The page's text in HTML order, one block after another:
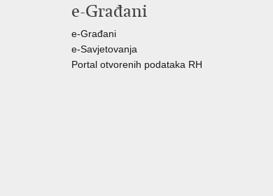
e-Građani
e-Građani
e-Savjetovanja
Portal otvorenih podataka RH